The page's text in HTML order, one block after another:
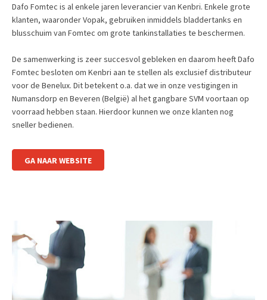
Dafo Fomtec is al enkele jaren leverancier van Kenbri. Enkele grote
klanten, waaronder Vopak, gebruiken inmiddels bladdertanks en
blusschuim van Fomtec om grote tankinstallaties te beschermen.
De samenwerking is zeer succesvol gebleken en daarom heeft Dafo
Fomtec besloten om Kenbri aan te stellen als exclusief distributeur
voor de Benelux. Dit betekent o.a. dat we in onze vestigingen in
Numansdorp en Beveren (België) al het gangbare SVM voortaan op
voorraad hebben staan. Hierdoor kunnen we onze klanten nog
sneller bedienen.
GA NAAR WEBSITE